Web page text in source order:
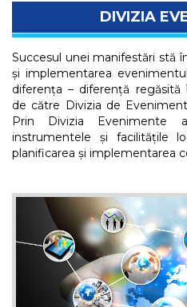
DIVIZIA
Succesul unei manifestări stă
și implementarea
diferența – diferență
de către Divizia de
Prin Divizia Evenimente
instrumentele și facilitățile
planificarea și implementarea